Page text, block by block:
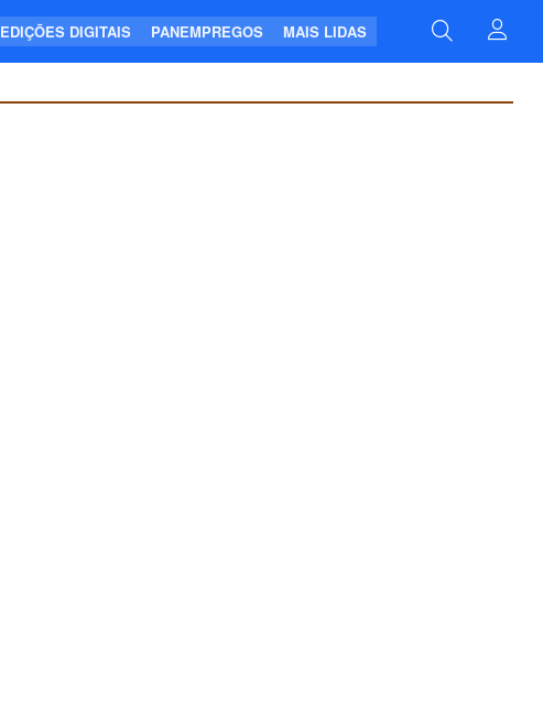
EDIÇÕES DIGITAIS PANEMPREGOS MAIS LIDAS